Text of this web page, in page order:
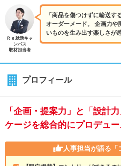
「商品を傷つけずに輸送
オーダーメード。 企画力
いものを生み出す楽しさが
Ｒｅ就活キャ
ンパス
取材担当者
プロフィール
「企画・提案力」と「設計
ケージを総合的にプロデュー
人事担当が語る